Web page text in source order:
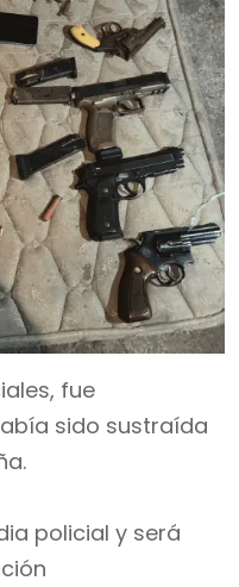
fue
sido sustraída
policial y será